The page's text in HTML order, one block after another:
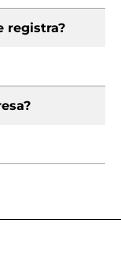
registra?